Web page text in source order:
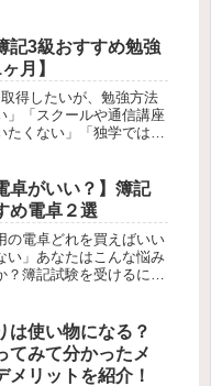
とができます。この記事
になって調べた「サンシ
記3級おすすめ勉強
月】
取得したいが、勉強方法
」「スクールや通信講座
たくない」「独学では合
頭が良くないので、何も
いライン作業こんな私で
卓がいい？】簿記
め電卓２選
の電卓どれを買えばいい
い」あなたはこんな悩み
？簿記試験を受けるに
あります。計算器具（そ
。どちらかを１つ）を使
は使い物になる？
てみて分かったメ
メリットを紹介！